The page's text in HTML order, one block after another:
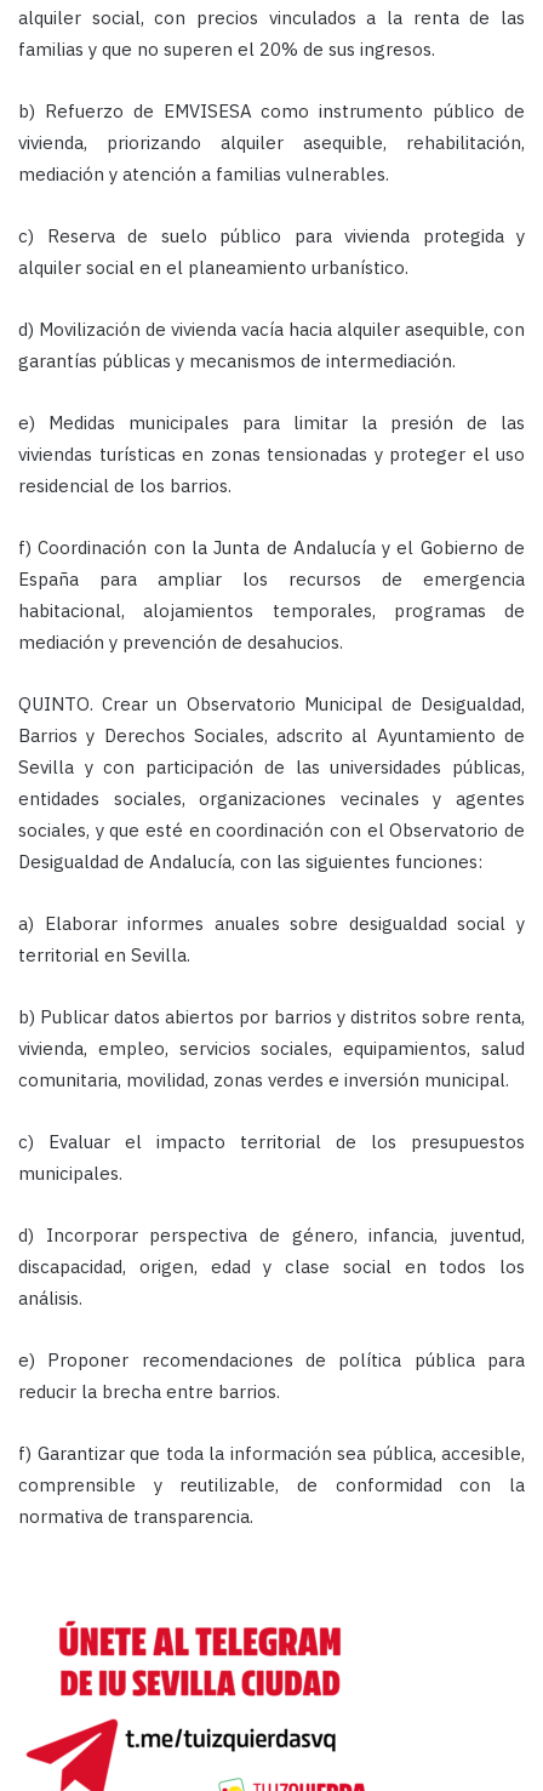
alquiler social, con precios vinculados a la renta de las
familias y que no superen el 20% de sus ingresos.
b) Refuerzo de EMVISESA como instrumento público de
vivienda, priorizando alquiler asequible, rehabilitación,
mediación y atención a familias vulnerables.
c) Reserva de suelo público para vivienda protegida y
alquiler social en el planeamiento urbanístico.
d) Movilización de vivienda vacía hacia alquiler asequible, con
garantías públicas y mecanismos de intermediación.
e) Medidas municipales para limitar la presión de las
viviendas turísticas en zonas tensionadas y proteger el uso
residencial de los barrios.
f) Coordinación con la Junta de Andalucía y el Gobierno de
España para ampliar los recursos de emergencia
habitacional, alojamientos temporales, programas de
mediación y prevención de desahucios.
QUINTO. Crear un Observatorio Municipal de Desigualdad,
Barrios y Derechos Sociales, adscrito al Ayuntamiento de
Sevilla y con participación de las universidades públicas,
entidades sociales, organizaciones vecinales y agentes
sociales, y que esté en coordinación con el Observatorio de
Desigualdad de Andalucía, con las siguientes funciones:
a) Elaborar informes anuales sobre desigualdad social y
territorial en Sevilla.
b) Publicar datos abiertos por barrios y distritos sobre renta,
vivienda, empleo, servicios sociales, equipamientos, salud
comunitaria, movilidad, zonas verdes e inversión municipal.
c) Evaluar el impacto territorial de los presupuestos
municipales.
d) Incorporar perspectiva de género, infancia, juventud,
discapacidad, origen, edad y clase social en todos los
análisis.
e) Proponer recomendaciones de política pública para
reducir la brecha entre barrios.
f) Garantizar que toda la información sea pública, accesible,
comprensible y reutilizable, de conformidad con la
normativa de transparencia.